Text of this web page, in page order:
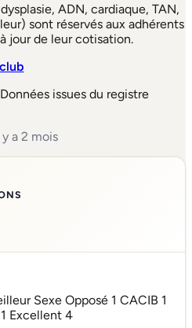
ADN, cardiaque, TAN,
sont réservés aux adhérents
jour de leur cotisation.
issues du registre
a 2 mois
Sexe Opposé 1 CACIB 1
1 Excellent 4